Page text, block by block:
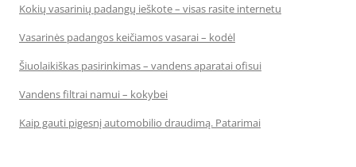
Kokių vasarinių padangų ieškote – visas rasite internetu
Vasarinės padangos keičiamos vasarai – kodėl
Šiuolaikiškas pasirinkimas – vandens aparatai ofisui
Vandens filtrai namui – kokybei
Kaip gauti pigesnį automobilio draudimą. Patarimai